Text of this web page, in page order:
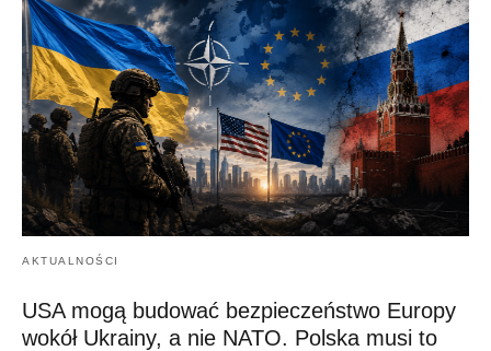
AKTUALNOŚCI
USA mogą budować bezpieczeństwo Europy
wokół Ukrainy, a nie NATO. Polska musi to